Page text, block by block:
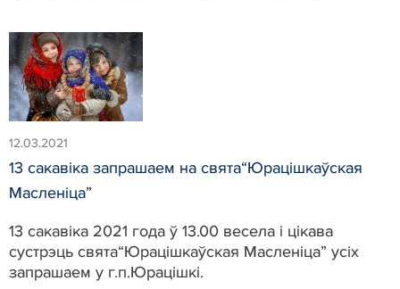
12.03.2021
13 сакавіка запрашаем на свята“Юрацішкаўская
Масленіца”
13 сакавіка 2021 года ў 13.00 весела і цікава
сустрэць свята“Юрацішкаўская Масленіца” усіх
запрашаем у г.п.Юрацішкі.